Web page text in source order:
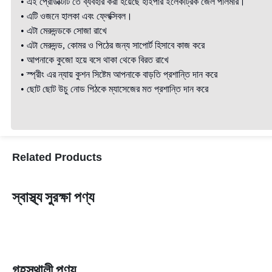
• এটি ওজনে হালকা এবং ফ্লেক্সিবল।
• এটা মেরুদন্ডকে সোজা রাখে
• এটা মেরুদন্ড, কোমর ও পিঠের জন্য সাপোর্ট হিসাবে কাজ করে
• আপনাকে কুজো হয়ে বসে থাকা থেকে বিরত রাখে
• স্প্রীং এর ন্যায় কুশন সিষ্টেম আপনাকে বাড়তি প্রশান্তি দান করে
• ছোট ছোট উচু নোড পিঠকে ম্যাসেজের মত প্রশান্তি দান করে
Related Products
স্বাস্থ্য সুরক্ষা পণ্য